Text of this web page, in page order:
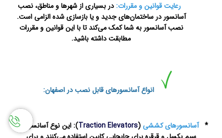
رعایت قوانین و مقررات: در بسیاری از شهرها و مناطق، نصب
آسانسور در ساختمان‌های جدید و یا بازسازی شده الزامی است.
نصب آسانسور به شما کمک می‌کند تا با این قوانین و مقررات
مطابقت داشته باشید.
انواع آسانسورهای قابل نصب در اصفهان:
*آسانسورهای کششی (
Traction Elevators): این نوع آسانسورها از